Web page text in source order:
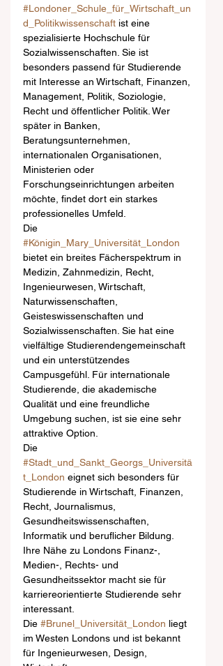
#Londoner_Schule_für_Wirtschaft_un
d_Politikwissenschaft ist eine
spezialisierte Hochschule für
Sozialwissenschaften. Sie ist
besonders passend für Studierende
mit Interesse an Wirtschaft, Finanzen,
Management, Politik, Soziologie,
Recht und öffentlicher Politik. Wer
später in Banken,
Beratungsunternehmen,
internationalen Organisationen,
Ministerien oder
Forschungseinrichtungen arbeiten
möchte, findet dort ein starkes
professionelles Umfeld.
Die
#Königin_Mary_Universität_London
bietet ein breites Fächerspektrum in
Medizin, Zahnmedizin, Recht,
Ingenieurwesen, Wirtschaft,
Naturwissenschaften,
Geisteswissenschaften und
Sozialwissenschaften. Sie hat eine
vielfältige Studierendengemeinschaft
und ein unterstützendes
Campusgefühl. Für internationale
Studierende, die akademische
Qualität und eine freundliche
Umgebung suchen, ist sie eine sehr
attraktive Option.
Die
#Stadt_und_Sankt_Georgs_Universitä
t_London eignet sich besonders für
Studierende in Wirtschaft, Finanzen,
Recht, Journalismus,
Gesundheitswissenschaften,
Informatik und beruflicher Bildung.
Ihre Nähe zu Londons Finanz-,
Medien-, Rechts- und
Gesundheitssektor macht sie für
karriereorientierte Studierende sehr
interessant.
Die #Brunel_Universität_London liegt
im Westen Londons und ist bekannt
für Ingenieurwesen, Design,